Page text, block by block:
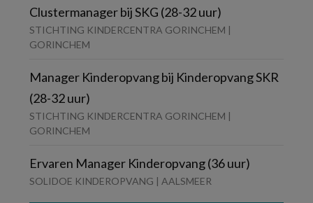
Clustermanager bij SKG (28-32 uur)
STICHTING KINDERCENTRA GORINCHEM |
GORINCHEM
Manager Kinderopvang bij Kinderopvang SKR
(28-32 uur)
STICHTING KINDERCENTRA GORINCHEM |
GORINCHEM
Ervaren Manager Kinderopvang (36 uur)
SOLIDOE KINDEROPVANG | AALSMEER